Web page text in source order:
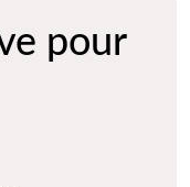
pour